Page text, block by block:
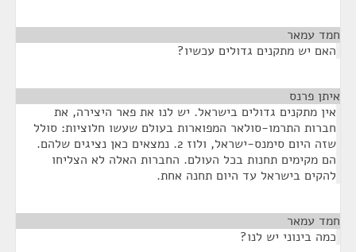
חמד עמאר
האם יש מתקנים גדולים עכשיו?
איתן פרנס
אין מתקנים גדולים בישראל. יש לנו את פאר היצירה, את
חברות התרמו-סולאר המפוארות בעולם שעשו חלוציות: סולל
שזה היום סימנס-ישראל, ולוז 2. נמצאים כאן נציגים שלהם.
הם מקימים תחנות בכל העולם. החברות האלה לא הצליחו
להקים בישראל עד היום תחנה אחת.
חמד עמאר
כמה בינוני יש לנו?